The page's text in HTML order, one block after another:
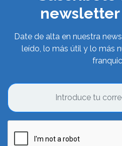
newsletter
Date de alta en nuestra
leído, lo más útil y lo más